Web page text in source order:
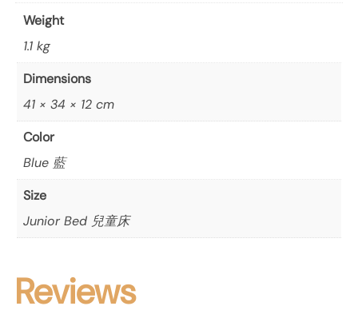
Weight
1.1 kg
Dimensions
41 × 34 × 12 cm
Color
Blue 藍
Size
Junior Bed 兒童床
Reviews